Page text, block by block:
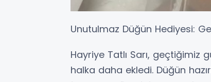
​Unutulmaz Düğün Hediyesi:
​Hayriye Tatlı Sarı, geçtiğimiz
halka daha ekledi. Düğün